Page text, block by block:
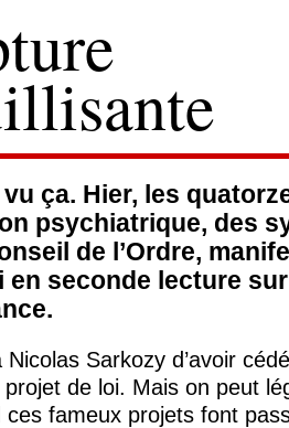
vu ça. Hier, les
psychiatrique, des
de l’Ordre,
en seconde lecture
Nicolas Sarkozy d’avoir
de loi. Mais on peut
ces fameux projets font